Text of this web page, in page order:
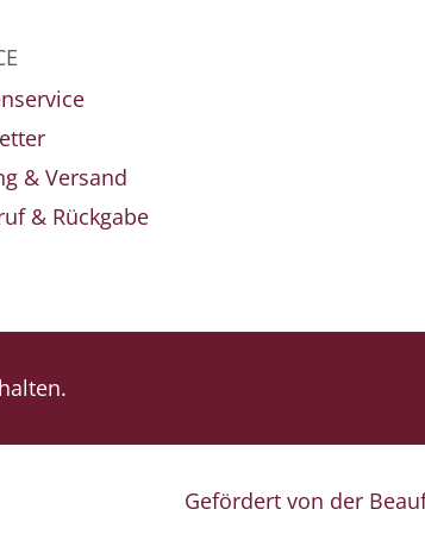
& Versand
& Rückgabe
Gefördert von der